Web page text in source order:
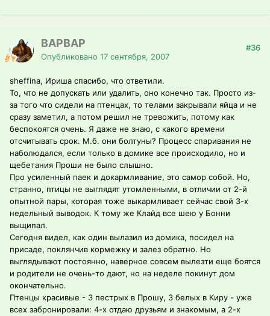
ВАРВАР
Опубликовано 17 сентября, 2007
#36
sheffina, Ириша спасибо, что ответили.
То, что не допускать или удалить, оно конечно так. Просто из-
за того что сидели на птенцах, то телами закрывали яйца и не
сразу заметил, а потом решил не тревожить, потому как
беспокоятся очень. Я даже не знаю, с какого времени
отсчитывать срок. М.б. они болтуны? Процесс спаривания не
наболюдался, если только в домике все происходило, но и
щебетания Проши не было слышно.
Про усиленный паек и докармливание, это самор собой. Но,
странно, птицы не выглядят утомленными, в отличии от 2-й
опытной пары, которая тоже выкармливает сейчас свой 3-х
недельный выводок. К тому же Клайд все шею у Бонни
выщипал.
Сегодня видел, как один вылазил из домика, посидел на
присаде, поклянчив кормежку и залез обратно. Но
выглядывают постоянно, наверное совсем вылезти еще боятся
и родители не очень-то дают, но на неделе покинут дом
окончательно.
Птенцы красивые - 3 пестрых в Прошу, 3 белых в Киру - уже
всех забронировали: 4-х отдаю друзьям и знакомым, а 2-х